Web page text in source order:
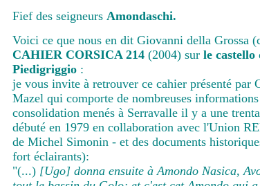
Fief des seigneurs Amondaschi.
Voici ce que nous en dit Giovanni della Grossa
CAHIER CORSICA 214 (2004) sur le castello
Piedigriggio :
je vous invite à retrouver ce cahier présenté par
Mazel qui comporte de nombreuses
consolidation menés à Serravalle il y a une
débuté en 1979 en collaboration avec l'Union
de Michel Simonin - et des documents
fort éclairants):
"(...) [Ugo] donna ensuite à Amondo Nasica,